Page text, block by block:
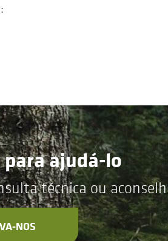
ajudá-lo
técnica ou
NOS